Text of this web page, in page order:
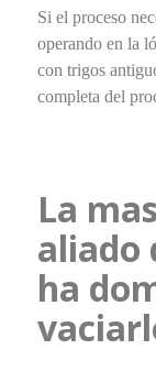
Si el proceso
operando en la
con trigos
completa del
La
aliado
ha